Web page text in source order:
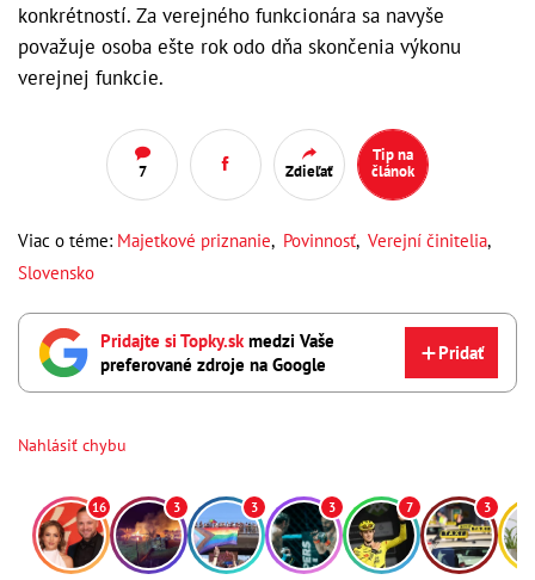
konkrétností. Za verejného funkcionára sa navyše
považuje osoba ešte rok odo dňa skončenia výkonu
verejnej funkcie.
7 Zdieľať
Tip na
článok
Viac o téme: Majetkové priznanie, Povinnosť, Verejní činitelia,
Slovensko
Pridajte si Topky.sk medzi Vaše
preferované zdroje na Google
Pridať
Nahlásiť chybu
16 3 3 3 7 3